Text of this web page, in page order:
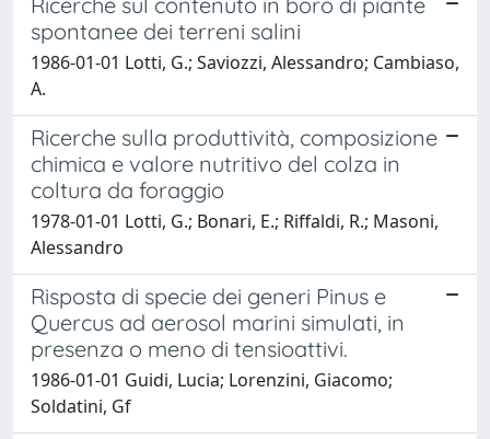
spontanee dei terreni salini
1986-01-01 Lotti, G.; Saviozzi, Alessandro; Cambiaso,
A.
Ricerche sulla produttività, composizione
chimica e valore nutritivo del colza in
coltura da foraggio
1978-01-01 Lotti, G.; Bonari, E.; Riffaldi, R.; Masoni,
Alessandro
Risposta di specie dei generi Pinus e
Quercus ad aerosol marini simulati, in
presenza o meno di tensioattivi.
1986-01-01 Guidi, Lucia; Lorenzini, Giacomo;
Soldatini, Gf